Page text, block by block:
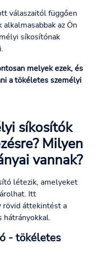
válaszaitól függően
az Ön
síkosítónak
melyek ezek, és
a tökéletes személyi
síkosítók
Milyen
vannak?
létezik, amelyeket
Itt
rövid áttekintést a
hátrányokkal.
- tökéletes